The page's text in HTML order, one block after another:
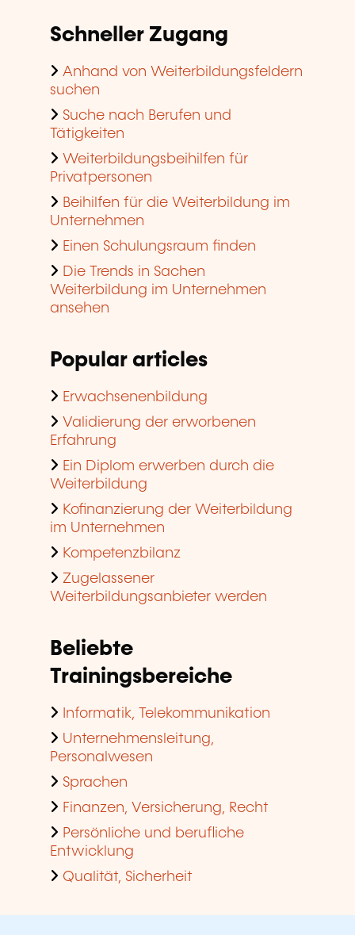
Schneller Zugang
Anhand von Weiterbildungsfeldern
suchen
Suche nach Berufen und
Tätigkeiten
Weiterbildungsbeihilfen für
Privatpersonen
Beihilfen für die Weiterbildung im
Unternehmen
Einen Schulungsraum finden
Die Trends in Sachen
Weiterbildung im Unternehmen
ansehen
Popular articles
Erwachsenenbildung
Validierung der erworbenen
Erfahrung
Ein Diplom erwerben durch die
Weiterbildung
Kofinanzierung der Weiterbildung
im Unternehmen
Kompetenzbilanz
Zugelassener
Weiterbildungsanbieter werden
Beliebte
Trainingsbereiche
Informatik, Telekommunikation
Unternehmensleitung,
Personalwesen
Sprachen
Finanzen, Versicherung, Recht
Persönliche und berufliche
Entwicklung
Qualität, Sicherheit